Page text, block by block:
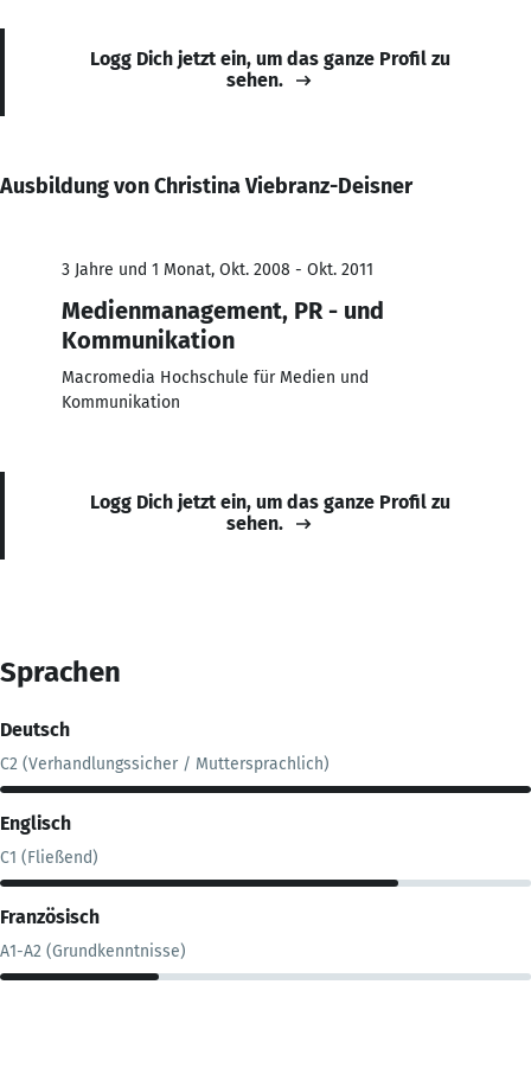
Logg Dich jetzt ein, um das ganze Profil zu
sehen.
Ausbildung von Christina Viebranz-Deisner
3 Jahre und 1 Monat, Okt. 2008 - Okt. 2011
Medienmanagement, PR - und
Kommunikation
Macromedia Hochschule für Medien und
Kommunikation
Logg Dich jetzt ein, um das ganze Profil zu
sehen.
Sprachen
Deutsch
C2 (Verhandlungssicher / Muttersprachlich)
Englisch
C1 (Fließend)
Französisch
A1-A2 (Grundkenntnisse)